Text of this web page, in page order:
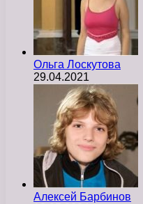
Ольга Лоскутова
29.04.2021
Алексей Барбинов